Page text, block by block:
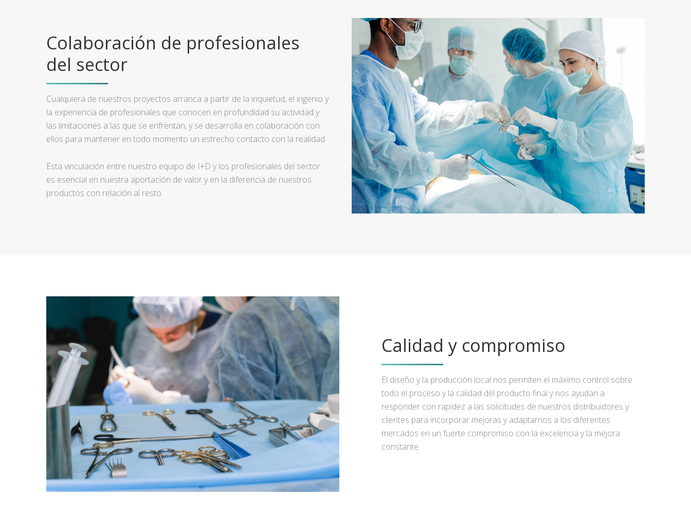
Colaboración de profesionales
del sector
Cualquiera de nuestros proyectos arranca a partir de la inquietud, el ingenio y
la experiencia de profesionales que conocen en profundidad su actividad y
las limitaciones a las que se enfrentan, y se desarrolla en colaboración con
ellos para mantener en todo momento un estrecho contacto con la realidad.
Esta vinculación entre nuestro equipo de I+D y los profesionales del sector
es esencial en nuestra aportación de valor y en la diferencia de nuestros
productos con relación al resto.
Calidad y compromiso
El diseño y la producción local nos permiten el máximo control sobre
todo el proceso y la calidad del producto final y nos ayudan a
responder con rapidez a las solicitudes de nuestros distribuidores y
clientes para incorporar mejoras y adaptarnos a los diferentes
mercados en un fuerte compromiso con la excelencia y la mejora
constante.